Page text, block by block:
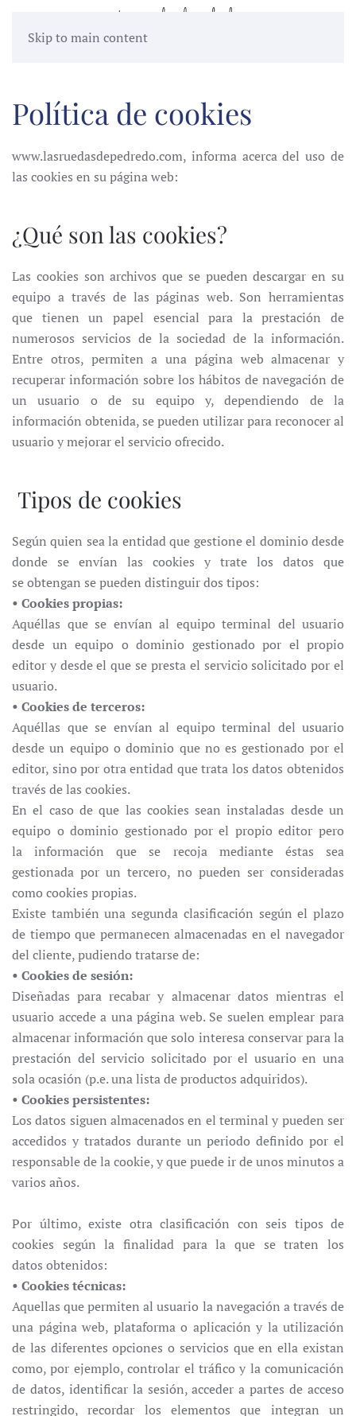
Skip to main content
Política de cookies
www.lasruedasdepedredo.com, informa acerca del uso de
las cookies en su página web:
¿Qué son las cookies?
Las cookies son archivos que se pueden descargar en su
equipo a través de las páginas web. Son herramientas
que tienen un papel esencial para la prestación de
numerosos servicios de la sociedad de la información.
Entre otros, permiten a una página web almacenar y
recuperar información sobre los hábitos de navegación de
un usuario o de su equipo y, dependiendo de la
información obtenida, se pueden utilizar para reconocer al
usuario y mejorar el servicio ofrecido.
Tipos de cookies
Según quien sea la entidad que gestione el dominio desde
donde se envían las cookies y trate los datos que
se obtengan se pueden distinguir dos tipos:
• Cookies propias:
Aquéllas que se envían al equipo terminal del usuario
desde un equipo o dominio gestionado por el propio
editor y desde el que se presta el servicio solicitado por el
usuario.
• Cookies de terceros:
Aquéllas que se envían al equipo terminal del usuario
desde un equipo o dominio que no es gestionado por el
editor, sino por otra entidad que trata los datos obtenidos
través de las cookies.
En el caso de que las cookies sean instaladas desde un
equipo o dominio gestionado por el propio editor pero
la información que se recoja mediante éstas sea
gestionada por un tercero, no pueden ser consideradas
como cookies propias.
Existe también una segunda clasificación según el plazo
de tiempo que permanecen almacenadas en el navegador
del cliente, pudiendo tratarse de:
• Cookies de sesión:
Diseñadas para recabar y almacenar datos mientras el
usuario accede a una página web. Se suelen emplear para
almacenar información que solo interesa conservar para la
prestación del servicio solicitado por el usuario en una
sola ocasión (p.e. una lista de productos adquiridos).
• Cookies persistentes:
Los datos siguen almacenados en el terminal y pueden ser
accedidos y tratados durante un periodo definido por el
responsable de la cookie, y que puede ir de unos minutos a
varios años.
Por último, existe otra clasificación con seis tipos de
cookies según la finalidad para la que se traten los
datos obtenidos:
• Cookies técnicas:
Aquellas que permiten al usuario la navegación a través de
una página web, plataforma o aplicación y la utilización
de las diferentes opciones o servicios que en ella existan
como, por ejemplo, controlar el tráfico y la comunicación
de datos, identificar la sesión, acceder a partes de acceso
restringido, recordar los elementos que integran un